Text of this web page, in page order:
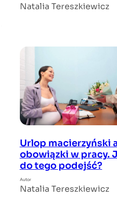
Natalia Tereszkiewicz
Urlop macierzyński
obowiązki w pracy.
do tego podejść?
Autor
Natalia Tereszkiewicz